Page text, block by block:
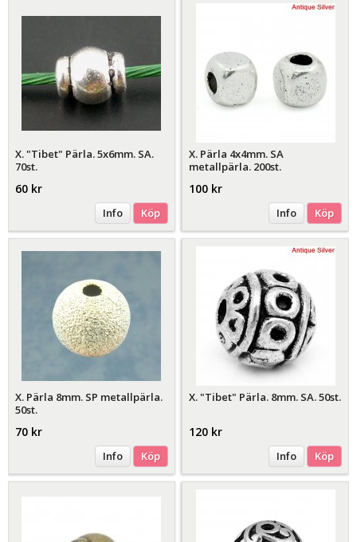
X. "Tibet" Pärla. 5x6mm. SA.
70st.
60 kr
Info Köp
X. Pärla 4x4mm. SA
metallpärla. 200st.
100 kr
Info Köp
X. Pärla 8mm. SP metallpärla.
50st.
70 kr
Info Köp
X. "Tibet" Pärla. 8mm. SA. 50st.
120 kr
Info Köp